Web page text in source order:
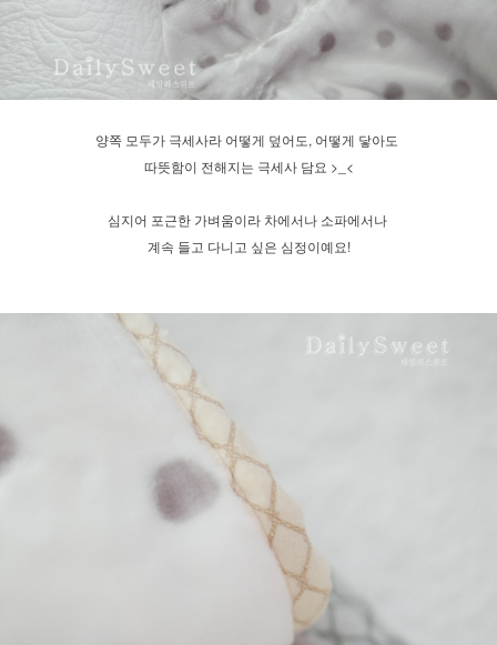
양쪽 모두가 극세사라 어떻게 덮어도, 어떻게 닿아도
따뜻함이 전해지는 극세사 담요 >_<
심지어 포근한 가벼움이라 차에서나 소파에서나
계속 들고 다니고 싶은 심정이예요!